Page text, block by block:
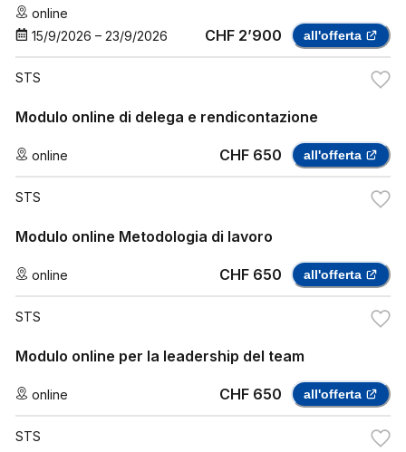
online
15/9/2026 – 23/9/2026 CHF 2’900 all'offerta
STS
Modulo online di delega e rendicontazione
online CHF 650 all'offerta
STS
Modulo online Metodologia di lavoro
online CHF 650 all'offerta
STS
Modulo online per la leadership del team
online CHF 650 all'offerta
STS